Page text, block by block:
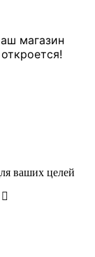
магазин
ваших целей